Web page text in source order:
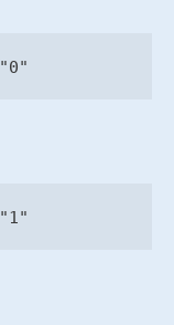
"0"
"1"